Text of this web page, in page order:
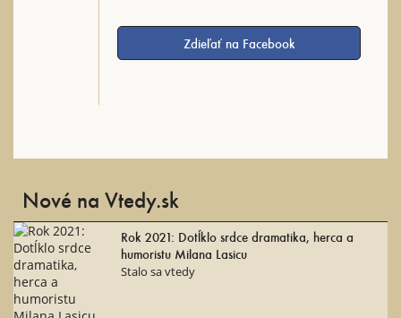
Zdieľať na Facebook
Nové na Vtedy.sk
Rok 2021: Dotĺklo srdce dramatika, herca a
humoristu Milana Lasicu
Stalo sa vtedy